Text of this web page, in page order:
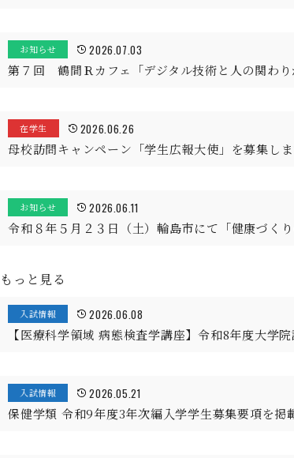
お知らせ 2026.07.03
第７回 鶴間Ｒカフェ「デジタル技術と人の関わ
在学生 2026.06.26
母校訪問キャンペーン「学生広報大使」を募集しま
お知らせ 2026.06.11
令和８年５月２３日（土）輪島市にて「健康づく
もっと見る
入試情報 2026.06.08
【医療科学領域 病態検査学講座】令和8年度大学
入試情報 2026.05.21
保健学類 令和9年度3年次編入学学生募集要項を掲